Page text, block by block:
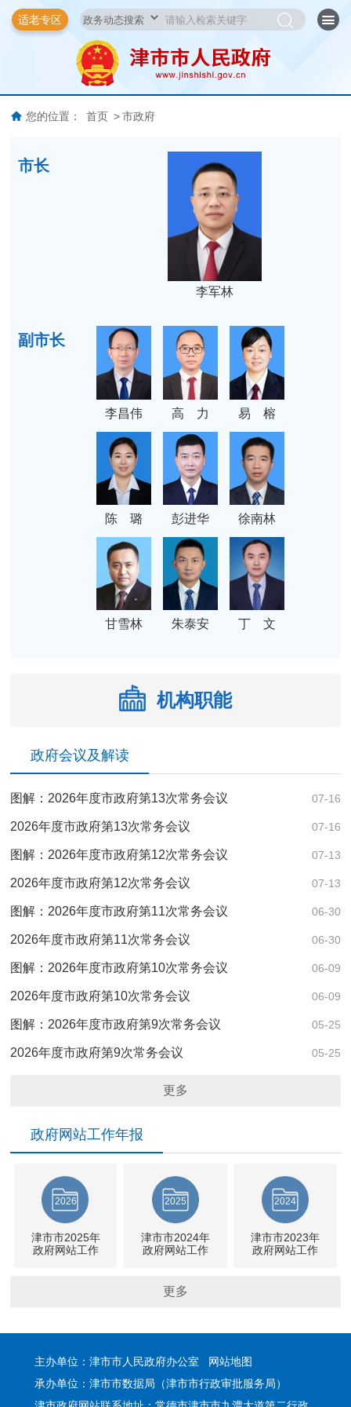
适老专区
您的位置： 首页 > 市政府
市长
李军林
副市长
李昌伟 高 力 易 榕
陈 璐 彭进华 徐南林
甘雪林 朱泰安 丁 文
机构职能
政府会议及解读
07-16
图解：2026年度市政府第13次常务会议
07-16
2026年度市政府第13次常务会议
07-13
图解：2026年度市政府第12次常务会议
07-13
2026年度市政府第12次常务会议
06-30
图解：2026年度市政府第11次常务会议
06-30
2026年度市政府第11次常务会议
06-09
图解：2026年度市政府第10次常务会议
06-09
2026年度市政府第10次常务会议
05-25
图解：2026年度市政府第9次常务会议
05-25
2026年度市政府第9次常务会议
更多
政府网站工作年报
2026
津市市2025年
政府网站工作
2025
津市市2024年
政府网站工作
2024
津市市2023年
政府网站工作
更多
主办单位：津市市人民政府办公室 网站地图
承办单位：津市市数据局（津市市行政审批服务局）